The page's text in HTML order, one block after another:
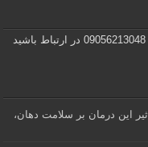
این درمان بر سلامت دهان،